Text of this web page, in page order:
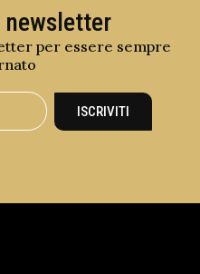
per essere sempre
ISCRIVITI